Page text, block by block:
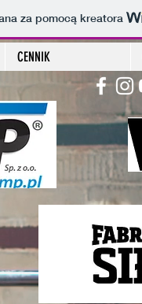
za pomocą kreatora
CENNIK